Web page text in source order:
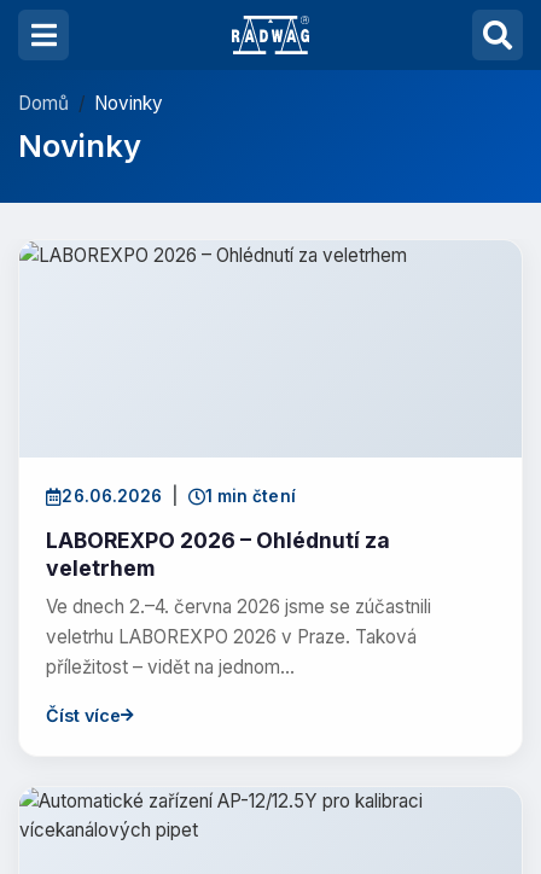
Domů Novinky
Novinky
26.06.2026 1 min čtení
LABOREXPO 2026 – Ohlédnutí za
veletrhem
Ve dnech 2.–4. června 2026 jsme se zúčastnili
veletrhu LABOREXPO 2026 v Praze. Taková
příležitost – vidět na jednom…
Číst více